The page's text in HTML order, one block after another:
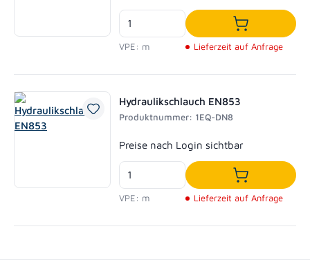
VPE: m
In den
Lieferzeit auf Anfrage
Hydraulikschlauch EN853
Produktnummer: 1EQ-DN8
Regulärer Preis:
Preise nach Login sichtbar
VPE: m
In den
Lieferzeit auf Anfrage